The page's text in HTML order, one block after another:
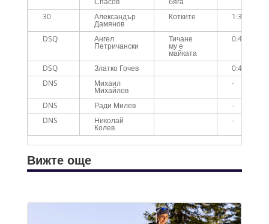
30 Александър
Дамянов
Котките 1:33:35
DSQ Ангел
Петричански
Тичане
му е
майката
0:46:42
DSQ Златко Гочев
0:48:23
DNS
Михаил
Михайлов
-
DNS Ради Милев
-
DNS
Николай
Колев
-
Вижте още